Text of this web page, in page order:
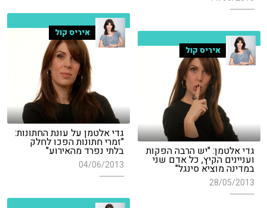
איריס קול
גדי אלטמן על עונת החתונות:
"זמרי חתונות הפכו לחלק
בלתי נפרד מהאירוע"
04/06/2013
איריס קול
גדי אלטמן: "יש הרבה הפקות
ועניינים הקיץ, כל אדם שני
במדינה מוציא סינגל"
28/05/2013